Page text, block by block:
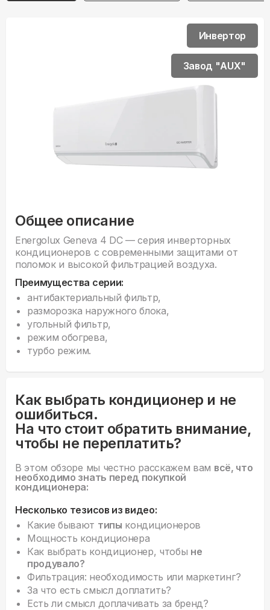
Общее описание
Energolux Geneva 4 DC — серия инверторных
кондиционеров с современными защитами от
поломок и высокой фильтрацией воздуха.
Преимущества серии:
антибактериальный фильтр,
разморозка наружного блока,
угольный фильтр,
режим обогрева,
турбо режим.
Инвертор
Завод "AUX"
Как выбрать кондиционер и не
ошибиться.
На что стоит обратить внимание,
чтобы не переплатить?
В этом обзоре мы честно расскажем вам всё, что
необходимо знать перед покупкой
кондиционера:
Несколько тезисов из видео:
Какие бывают типы кондиционеров
Мощность кондиционера
Как выбрать кондиционер, чтобы не
продувало?
Фильтрация: необходимость или маркетинг?
За что есть смысл доплатить?
Есть ли смысл доплачивать за бренд?